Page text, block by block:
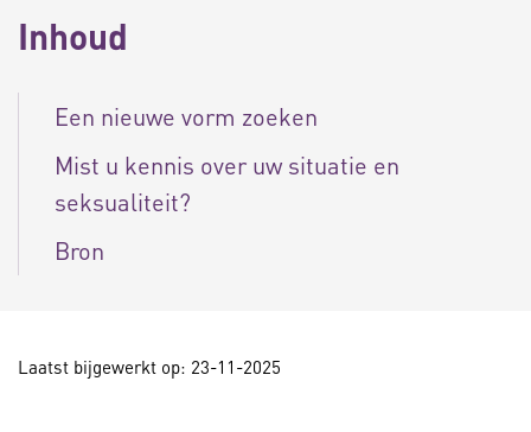
Inhoud
Een nieuwe vorm zoeken
Mist u kennis over uw situatie en
seksualiteit?
Bron
Laatst bijgewerkt op: 23-11-2025